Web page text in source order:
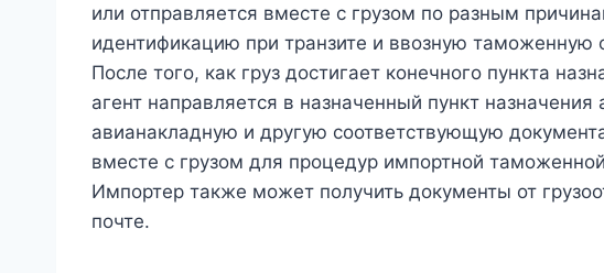
или отправляется вместе с грузом по разным
идентификацию при транзите и ввозную таможенную
После того, как груз достигает конечного пункта
агент направляется в назначенный пункт
авианакладную и другую соответствующую
вместе с грузом для процедур импортной
Импортер также может получить документы от
почте.